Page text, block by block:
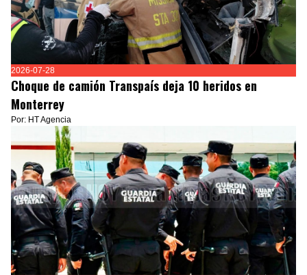
2026-07-28
Choque de camión Transpaís deja 10 heridos en
Monterrey
Por: HT Agencia